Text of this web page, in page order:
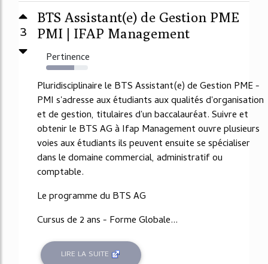
3
BTS Assistant(e) de Gestion PME
PMI | IFAP Management
Pertinence
67%
Pluridisciplinaire le BTS Assistant(e) de Gestion PME -
PMI s'adresse aux étudiants aux qualités d'organisation
et de gestion, titulaires d'un baccalauréat. Suivre et
obtenir le BTS AG à Ifap Management ouvre plusieurs
voies aux étudiants ils peuvent ensuite se spécialiser
dans le domaine commercial, administratif ou
comptable.
Le programme du BTS AG
Cursus de 2 ans - Forme Globale...
LIRE LA SUITE